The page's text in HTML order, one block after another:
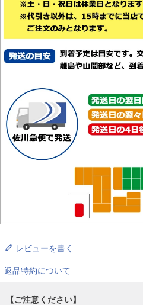
レビューを書く
返品特約について
【ご注意ください】